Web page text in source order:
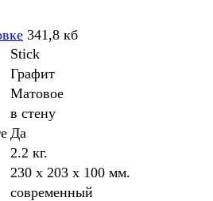
341,8 кб
Stick
Графит
Матовое
в стену
Да
2.2 кг.
230 x 203 x 100 мм.
современный